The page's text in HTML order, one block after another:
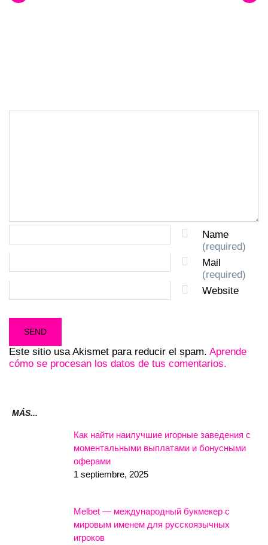
Name
(required)
Mail
(required)
Website
Este sitio usa Akismet para reducir el spam. Aprende
cómo se procesan los datos de tus comentarios.
MÁS...
Как найти наилучшие игорные заведения с
моментальными выплатами и бонусными
оферами
1 septiembre, 2025
Melbet — международный букмекер с
мировым именем для русскоязычных
игроков